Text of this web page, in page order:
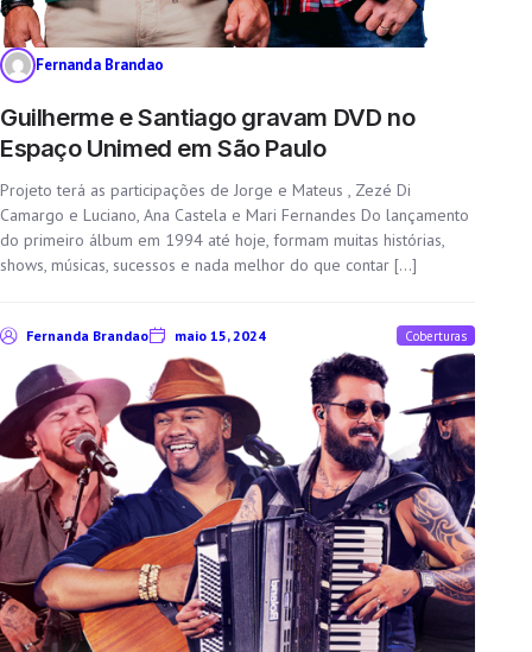
Fernanda Brandao
Guilherme e Santiago gravam DVD no
Espaço Unimed em São Paulo
Projeto terá as participações de Jorge e Mateus , Zezé Di
Camargo e Luciano, Ana Castela e Mari Fernandes Do lançamento
do primeiro álbum em 1994 até hoje, formam muitas histórias,
shows, músicas, sucessos e nada melhor do que contar […]
Fernanda Brandao maio 15, 2024 Coberturas